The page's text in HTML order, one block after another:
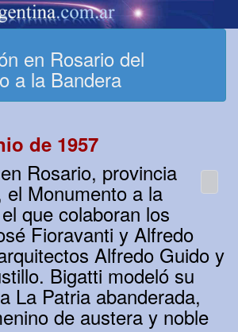
en Rosario del
a la Bandera
de 1957
Rosario, provincia
el Monumento a la
que colaboran los
Fioravanti y Alfredo
Alfredo Guido y
Bigatti modeló su
La Patria abanderada,
de austera y noble